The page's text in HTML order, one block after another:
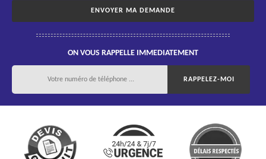
ON VOUS RAPPELLE IMMEDIATEMENT